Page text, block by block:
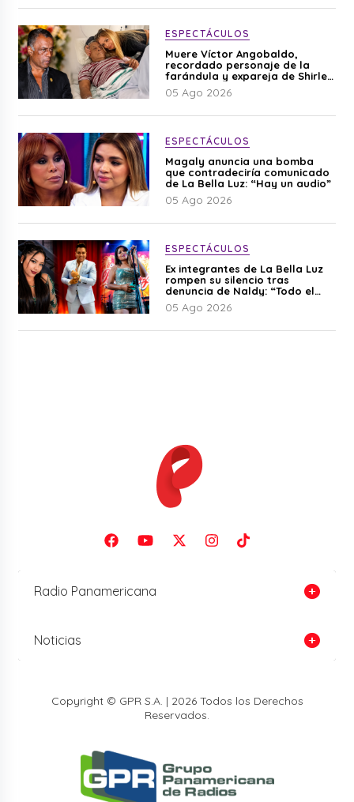
ESPECTÁCULOS
Muere Víctor Angobaldo,
recordado personaje de la
farándula y expareja de Shirley
Cherres
05 Ago 2026
ESPECTÁCULOS
Magaly anuncia una bomba
que contradeciría comunicado
de La Bella Luz: “Hay un audio”
05 Ago 2026
ESPECTÁCULOS
Ex integrantes de La Bella Luz
rompen su silencio tras
denuncia de Naldy: “Todo el
mundo lo sabía”
05 Ago 2026
Radio Panamericana
Noticias
Copyright © GPR S.A. | 2026 Todos los Derechos
Reservados.